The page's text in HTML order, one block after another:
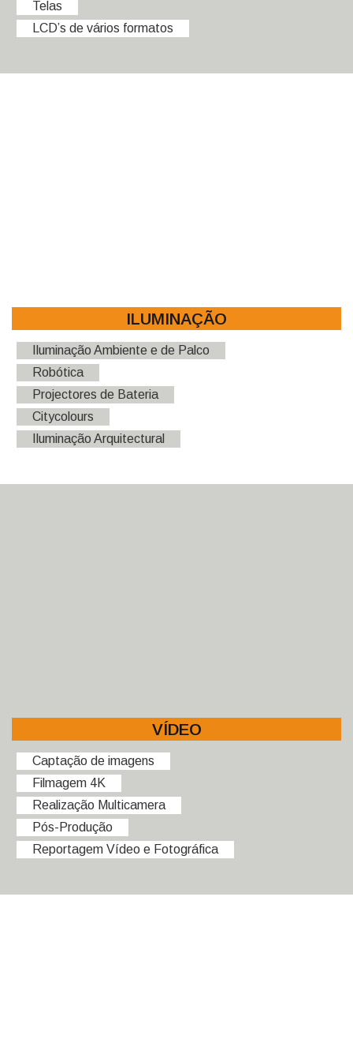
Telas
LCD’s de vários formatos
ILUMINAÇÃO
Iluminação Ambiente e de Palco
Robótica
Projectores de Bateria
Citycolours
Iluminação Arquitectural
VÍDEO
Captação de imagens
Filmagem 4K
Realização Multicamera
Pós-Produção
Reportagem Vídeo e Fotográfica